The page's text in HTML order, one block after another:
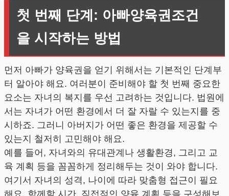
첫 번째 단계: 아빠양육권조건
을 시작하는 방법
먼저 아빠가 양육권을 얻기 위해서는 기본적인 단계부
터 알아야 해요. 여러분이 준비해야 할 첫 번째 중요한
요소는 자녀의 복지를 우선 고려하는 것입니다. 법원에
서는 자녀가 어떤 환경에서 더 잘 자랄 수 있는지를 중
시하죠. 그러니 아버지가 어떤 좋은 환경을 제공할 수
있는지 철저히 고민해야 해요.
예를 들어, 자녀와의 유대관계나 생활환경, 그리고 교
육 계획 등을 꼼꼼하게 정리해두는 것이 와야 합니다.
여기서 자녀의 성격, 나이에 따라 맞춤형 접근이 필요